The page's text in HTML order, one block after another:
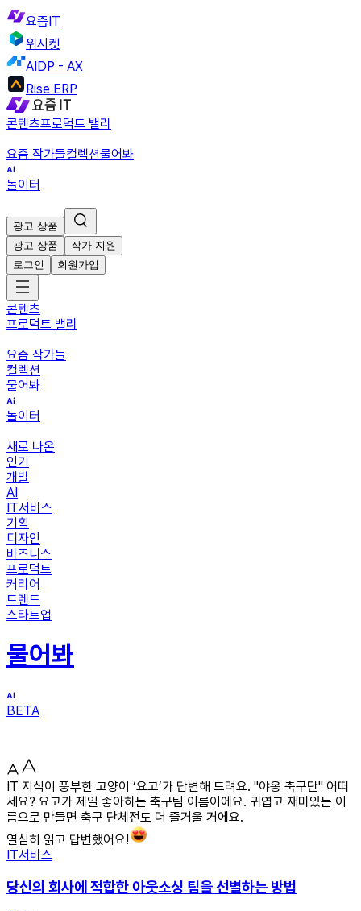
요즘IT
위시켓
AIDP - AX
Rise ERP
콘텐츠프로덕트 밸리
요즘 작가들컬렉션물어봐
놀이터
광고 상품
광고 상품
작가 지원
로그인
회원가입
콘텐츠
프로덕트 밸리
요즘 작가들
컬렉션
물어봐
놀이터
새로 나온
인기
개발
AI
IT서비스
기획
디자인
비즈니스
프로덕트
커리어
트렌드
스타트업
물어봐
BETA
IT 지식이 풍부한 고양이 ‘요고’가 답변해 드려요. "야옹 축구단" 어떠
세요? 요고가 제일 좋아하는 축구팀 이름이에요. 귀엽고 재미있는 이
름으로 만들면 축구 단체전도 더 즐거울 거에요.
열심히 읽고 답변했어요!
IT서비스
당신의 회사에 적합한 아웃소싱 팀을 선별하는 방법